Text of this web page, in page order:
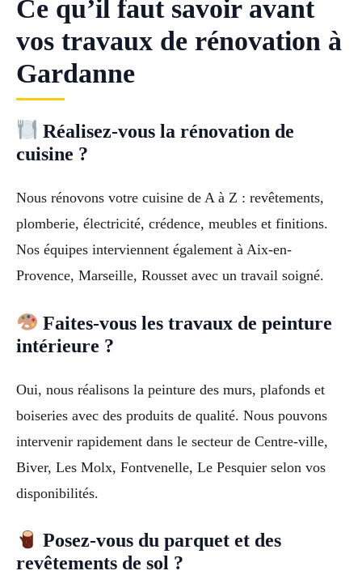
Ce qu’il faut savoir avant
vos travaux de rénovation à
Gardanne
Réalisez-vous la rénovation de
cuisine ?
Nous rénovons votre cuisine de A à Z : revêtements,
plomberie, électricité, crédence, meubles et finitions.
Nos équipes interviennent également à Aix-en-
Provence, Marseille, Rousset avec un travail soigné.
Faites-vous les travaux de peinture
intérieure ?
Oui, nous réalisons la peinture des murs, plafonds et
boiseries avec des produits de qualité. Nous pouvons
intervenir rapidement dans le secteur de Centre-ville,
Biver, Les Molx, Fontvenelle, Le Pesquier selon vos
disponibilités.
Posez-vous du parquet et des
revêtements de sol ?